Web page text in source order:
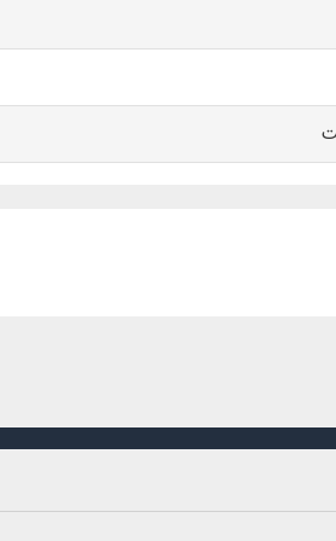
قابلیت استفاده به عنوان لیوان است که مناسب کمپ